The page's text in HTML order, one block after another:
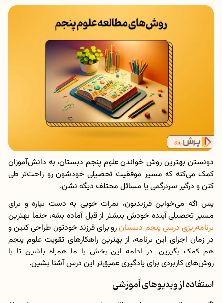
دونستن بهترین روش خواندن علوم پنجم دبستان، به دانش‌آموزان
کمک می‌کنه که مسیر موفقیت تحصیلی خودشون رو راحت‌تر طی
کنن و درگیر سردرگمی یا مسائل مختلف دیگه نشن.
پس اگه می‌خواین فرزندتون، نمرات خوبی به دست بیاره و برای
مسیر تحصیلی آینده خودش بیشتر از قبل آماده بشه، حتما بهترین
برنامه‌ریزی درسی پنجم دبستانرو برای فرزند خودتون طراحی کنین و
در زمان اجرای این برنامه، از بهترین راهکارهای تقویت علوم پنجم
هم کمک بگیرین. در ادامه این بخش با ما همراه باشین تا با
روش‌های کاربردی برای یادگیری عمیق‌تر این درس آشنا بشین.
استفاده از ویدیوهای آموزشی